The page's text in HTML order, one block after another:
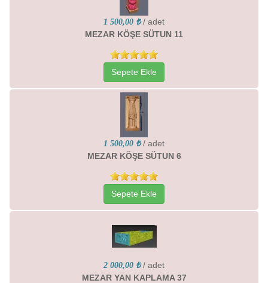
1 500,00 ₺ / adet
MEZAR KÖŞE SÜTUN 11
Sepete Ekle
1 500,00 ₺ / adet
MEZAR KÖŞE SÜTUN 6
Sepete Ekle
2 000,00 ₺ / adet
MEZAR YAN KAPLAMA 37